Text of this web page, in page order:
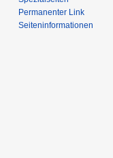
Permanenter Link
Seiten­informationen